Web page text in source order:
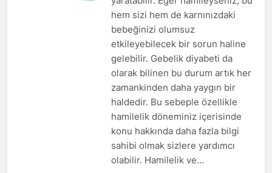
hem sizi hem de karnınızdaki
bebeğinizi olumsuz
etkileyebilecek bir sorun haline
gelebilir. Gebelik diyabeti da
olarak bilinen bu durum artık her
zamankinden daha yaygın bir
haldedir. Bu sebeple özellikle
hamilelik döneminiz içerisinde
konu hakkında daha fazla bilgi
sahibi olmak sizlere yardımcı
olabilir. Hamilelik ve…